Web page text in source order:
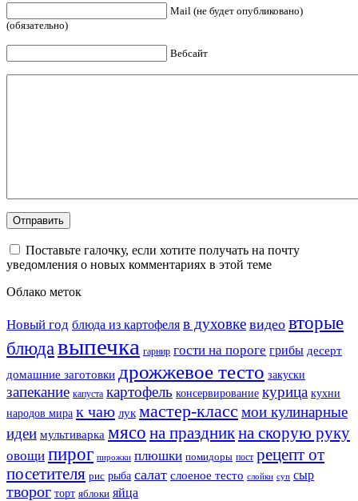
Mail (не будет опубликовано)
(обязательно)
Вебсайт
Поставьте галочку, если хотите получать на почту
уведомления о новых комментариях в этой теме
Облако меток
Новый год блюда из картофеля в духовке видео вторые
блюдавыпечка гарнир гости на пороге грибы десерт
домашние заготовки дрожжевое тесто закуски
запекание капуста картофель консервирование курица кухни
народов мира к чаю лук мастер-класс мои кулинарные
идеи мультиварка мясо на праздникна скорую руку
овощи пирог пирожки плюшки помидоры пост рецепт от
посетителя рис рыба салат слоеное тесто слойки суп сыр
творог торт яблоки яйца